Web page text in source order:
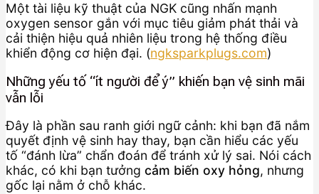
Một tài liệu kỹ thuật của NGK cũng nhấn mạnh
oxygen sensor gắn với mục tiêu giảm phát thải và
cải thiện hiệu quả nhiên liệu trong hệ thống điều
khiển động cơ hiện đại. (ngksparkplugs.com)
Những yếu tố “ít người để ý” khiến bạn vệ sinh mãi
vẫn lỗi
Đây là phần sau ranh giới ngữ cảnh: khi bạn đã nắm
quyết định vệ sinh hay thay, bạn cần hiểu các yếu
tố “đánh lừa” chẩn đoán để tránh xử lý sai. Nói cách
khác, có khi bạn tưởng cảm biến oxy hỏng, nhưng
gốc lại nằm ở chỗ khác.